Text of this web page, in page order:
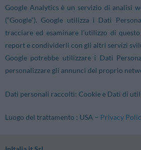
Google Analytics è un servizio di analisi
(“Google”). Google utilizza i Dati
tracciare ed esaminare l’utilizzo di
report e condividerli con gli altri servizi
Google potrebbe utilizzare i Dati
personalizzare gli annunci del proprio
Dati personali raccolti: Cookie e Dati di
Luogo del trattamento : USA – Privacy